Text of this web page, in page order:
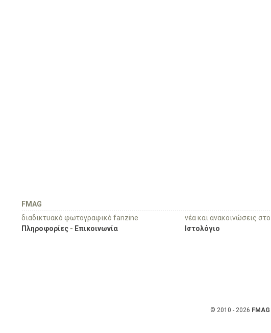
FMAG
διαδικτυακό φωτογραφικό fanzine
Πληροφορίες - Επικοινωνία
νέα και ανακοινώσεις στο
Ιστολόγιο
© 2010 - 2026 FMAG